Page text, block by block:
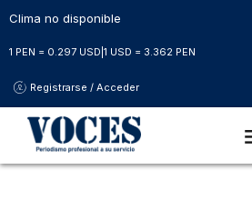
Clima no disponible
1 PEN = 0.297 USD 1 USD = 3.362 PEN
Registrarse / Acceder